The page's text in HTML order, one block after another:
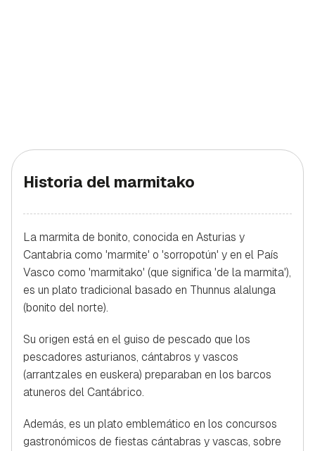
Historia del marmitako
La marmita de bonito, conocida en Asturias y
Cantabria como 'marmite' o 'sorropotún' y en el País
Vasco como 'marmitako' (que significa 'de la marmita'),
es un plato tradicional basado en Thunnus alalunga
(bonito del norte).
Su origen está en el guiso de pescado que los
pescadores asturianos, cántabros y vascos
(arrantzales en euskera) preparaban en los barcos
atuneros del Cantábrico.
Además, es un plato emblemático en los concursos
gastronómicos de fiestas cántabras y vascas, sobre